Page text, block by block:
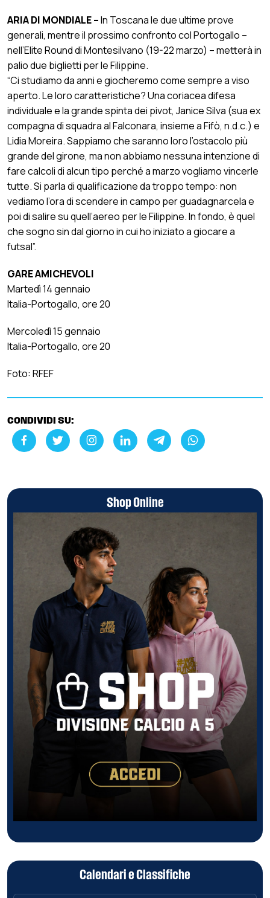
ARIA DI MONDIALE –In Toscana le due ultime prove
generali, mentre il prossimo confronto col Portogallo –
nell’Elite Round di Montesilvano (19-22 marzo) – metterà in
palio due biglietti per le Filippine.
“Ci studiamo da anni e giocheremo come sempre a viso
aperto. Le loro caratteristiche? Una coriacea difesa
individuale e la grande spinta dei pivot, Janice Silva (sua ex
compagna di squadra al Falconara, insieme a Fifò, n.d.c.) e
Lidia Moreira. Sappiamo che saranno loro l’ostacolo più
grande del girone, ma non abbiamo nessuna intenzione di
fare calcoli di alcun tipo perché a marzo vogliamo vincerle
tutte. Si parla di qualificazione da troppo tempo: non
vediamo l’ora di scendere in campo per guadagnarcela e
poi di salire su quell’aereo per le Filippine. In fondo, è quel
che sogno sin dal giorno in cui ho iniziato a giocare a
futsal”.
GARE AMICHEVOLI
Martedì 14 gennaio
Italia-Portogallo, ore 20
Mercoledì 15 gennaio
Italia-Portogallo, ore 20
Foto: RFEF
CONDIVIDI SU:
Shop Online
Calendari e Classifiche